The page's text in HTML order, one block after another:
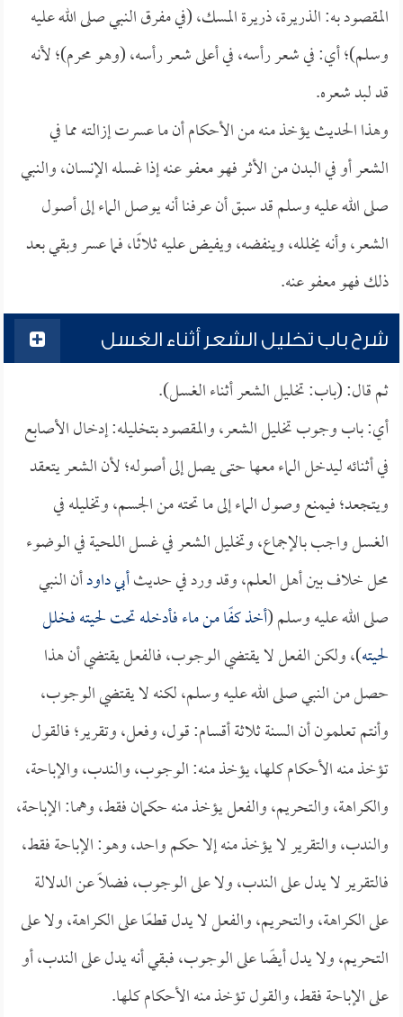
المقصود به: الذريرة، ذريرة المسك، (في مفرق النبي صلى الله عليه
وسلم)؛ أي: في شعر رأسه، في أعلى شعر رأسه، (وهو محرم)؛ لأنه
قد لبد شعره.
وهذا الحديث يؤخذ منه من الأحكام أن ما عسرت إزالته مما في
الشعر أو في البدن من الأثر فهو معفو عنه إذا غسله الإنسان، والنبي
صلى الله عليه وسلم قد سبق أن عرفنا أنه يوصل الماء إلى أصول
الشعر، وأنه يخلله، وينفضه، ويفيض عليه ثلاثًا، فما عسر وبقي بعد
ذلك فهو معفو عنه.
شرح باب تخليل الشعر أثناء الغسل
ثم قال: (باب: تخليل الشعر أثناء الغسل).
أي: باب وجوب تخليل الشعر، والمقصود بتخليله: إدخال الأصابع
في أثنائه ليدخل الماء معها حتى يصل إلى أصوله؛ لأن الشعر يتعقد
ويتجعد؛ فيمنع وصول الماء إلى ما تحته من الجسم، وتخليله في
الغسل واجب بالإجماع، وتخليل الشعر في غسل اللحية في الوضوء
محل خلاف بين أهل العلم، وقد ورد في حديثأبي داودأن النبي
صلى الله عليه وسلم (أخذ كفًا من ماء فأدخله تحت لحيته فخلل
لحيته)، ولكن الفعل لا يقتضي الوجوب، فالفعل يقتضي أن هذا
حصل من النبي صلى الله عليه وسلم، لكنه لا يقتضي الوجوب،
وأنتم تعلمون أن السنة ثلاثة أقسام: قول، وفعل، وتقرير؛ فالقول
تؤخذ منه الأحكام كلها، يؤخذ منه: الوجوب، والندب، والإباحة،
والكراهة، والتحريم، والفعل يؤخذ منه حكمان فقط، وهما: الإباحة،
والندب، والتقرير لا يؤخذ منه إلا حكم واحد، وهو: الإباحة فقط،
فالتقرير لا يدل على الندب، ولا على الوجوب، فضلًا عن الدلالة
على الكراهة، والتحريم، والفعل لا يدل قطعًا على الكراهة، ولا على
التحريم، ولا يدل أيضًا على الوجوب، فبقي أنه يدل على الندب، أو
على الإباحة فقط، والقول تؤخذ منه الأحكام كلها.